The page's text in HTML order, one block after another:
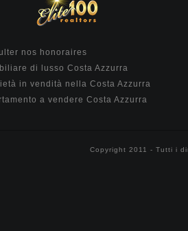
nos honoraires
di lusso Costa Azzurra
in vendità nella Costa Azzurra
a vendere Costa Azzurra
Copyright 2011 - Tutti i